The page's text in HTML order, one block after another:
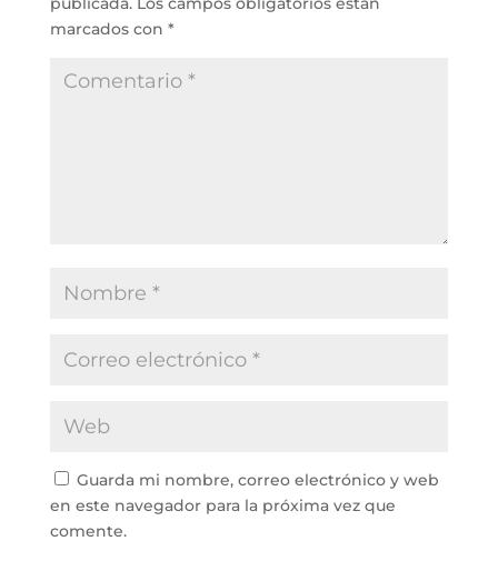
marcados con *
Guarda mi nombre, correo electrónico y web
en este navegador para la próxima vez que
comente.